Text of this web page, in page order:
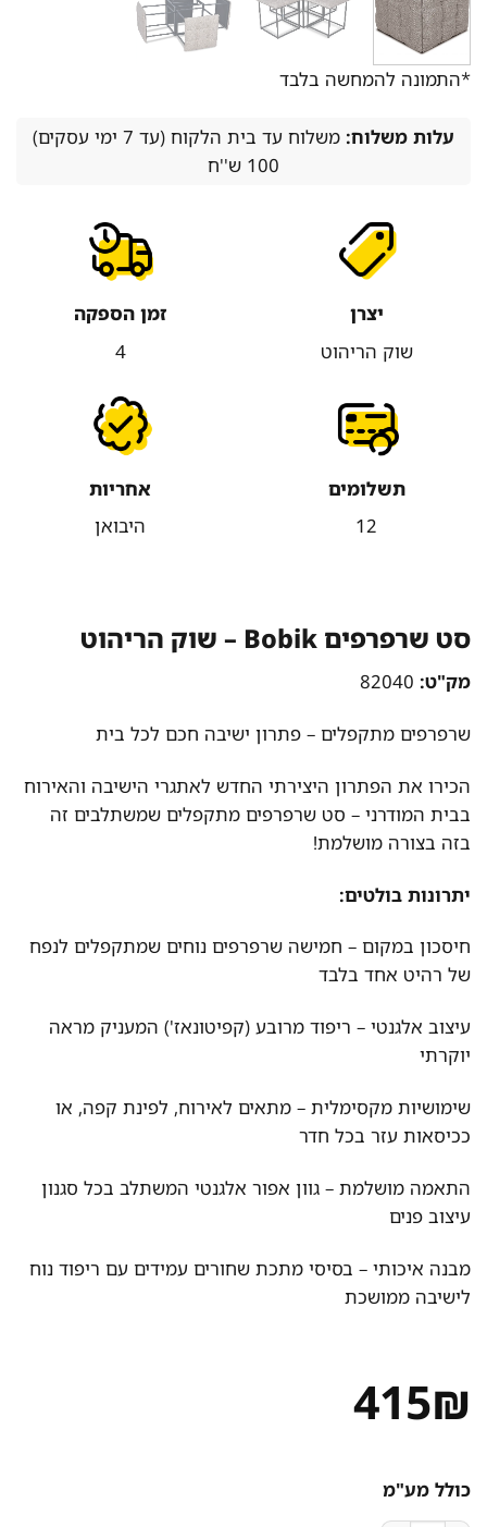
*התמונה להמחשה בלבד
עלות משלוח:
משלוח עד בית הלקוח (עד 7 ימי עסקים)
100 ש''ח
יצרן
שוק הריהוט
זמן הספקה
4
תשלומים
12
אחריות
היבואן
סט שרפרפים Bobik – שוק הריהוט
מק"ט:82040
שרפרפים מתקפלים – פתרון ישיבה חכם לכל בית
הכירו את הפתרון היצירתי החדש לאתגרי הישיבה והאירוח
בבית המודרני – סט שרפרפים מתקפלים שמשתלבים זה
בזה בצורה מושלמת!
יתרונות בולטים:
חיסכון במקום – חמישה שרפרפים נוחים שמתקפלים לנפח
של רהיט אחד בלבד
עיצוב אלגנטי – ריפוד מרובע (קפיטונאז') המעניק מראה
יוקרתי
שימושיות מקסימלית – מתאים לאירוח, לפינת קפה, או
ככיסאות עזר בכל חדר
התאמה מושלמת – גוון אפור אלגנטי המשתלב בכל סגנון
עיצוב פנים
מבנה איכותי – בסיסי מתכת שחורים עמידים עם ריפוד נוח
לישיבה ממושכת
415₪
כולל מע"מ